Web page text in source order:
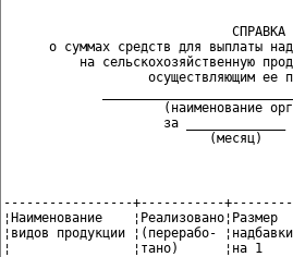
                              СПРАВКА
о суммах средств для выплаты
на сельскохозяйственную
осуществляющим ее
(наименование
за _____________
                           (месяц)
-----------------+-----------
¦Наименование
¦видов продукции ¦(перерабо-
¦                ¦тано)      ¦на 1